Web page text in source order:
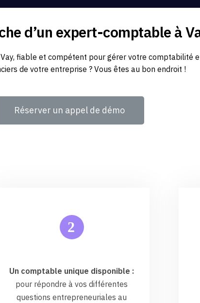
d’un expert-comptable à
fiable et compétent pour gérer votre comptabilité
de votre entreprise ? Vous êtes au bon endroit !
Réserver un appel de démo
2
Un comptable unique disponible :
pour répondre à vos différentes
questions entrepreneuriales au